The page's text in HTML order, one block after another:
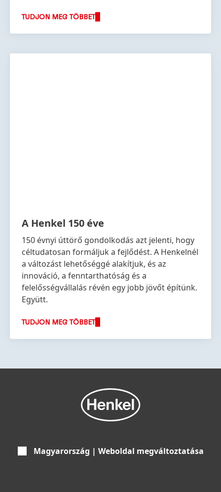
TUDJON MEG TÖBBET
A Henkel 150 éve
150 évnyi úttörő gondolkodás azt jelenti, hogy
céltudatosan formáljuk a fejlődést. A Henkelnél
a változást lehetőséggé alakítjuk, és az
innováció, a fenntarthatóság és a
felelősségvállalás révén egy jobb jövőt építünk.
Együtt.
TUDJON MEG TÖBBET
Magyarország | Weboldal megváltoztatása